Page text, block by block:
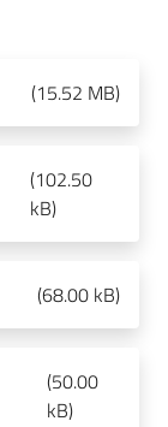
(15.52 MB)
(102.50
kB)
(68.00 kB)
(50.00
kB)